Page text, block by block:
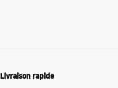
Livraison rapide